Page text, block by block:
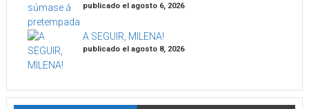
publicado el agosto 6, 2026
A SEGUIR, MILENA!
publicado el agosto 8, 2026